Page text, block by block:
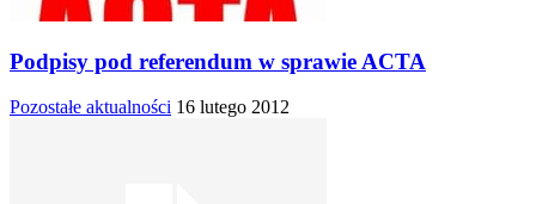
Podpisy pod referendum w sprawie ACTA
Pozostałe aktualności 16 lutego 2012